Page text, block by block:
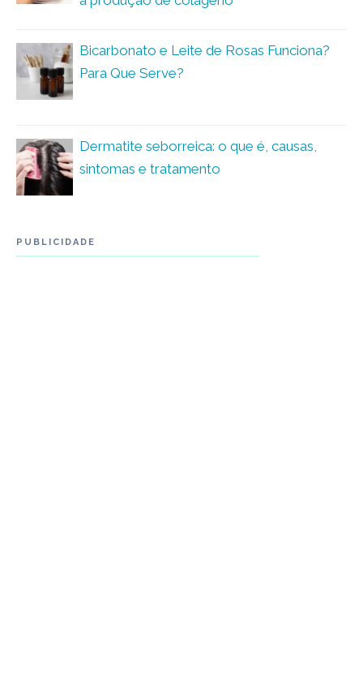
Bicarbonato e Leite de Rosas Funciona?
Para Que Serve?
Dermatite seborreica: o que é, causas,
sintomas e tratamento
PUBLICIDADE